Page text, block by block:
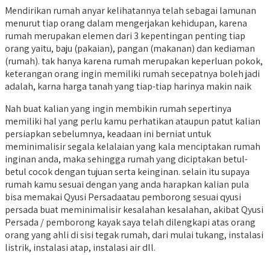
Mendirikan rumah anyar kelihatannya telah sebagai lamunan
menurut tiap orang dalam mengerjakan kehidupan, karena
rumah merupakan elemen dari 3 kepentingan penting tiap
orang yaitu, baju (pakaian), pangan (makanan) dan kediaman
(rumah). tak hanya karena rumah merupakan keperluan pokok,
keterangan orang ingin memiliki rumah secepatnya boleh jadi
adalah, karna harga tanah yang tiap-tiap harinya makin naik
Nah buat kalian yang ingin membikin rumah sepertinya
memiliki hal yang perlu kamu perhatikan ataupun patut kalian
persiapkan sebelumnya, keadaan ini berniat untuk
meminimalisir segala kelalaian yang kala menciptakan rumah
inginan anda, maka sehingga rumah yang diciptakan betul-
betul cocok dengan tujuan serta keinginan. selain itu supaya
rumah kamu sesuai dengan yang anda harapkan kalian pula
bisa memakai Qyusi Persadaatau pemborong sesuai qyusi
persada buat meminimalisir kesalahan kesalahan, akibat Qyusi
Persada / pemborong kayak saya telah dilengkapi atas orang
orang yang ahli di sisi tegak rumah, dari mulai tukang, instalasi
listrik, instalasi atap, instalasi air dll.